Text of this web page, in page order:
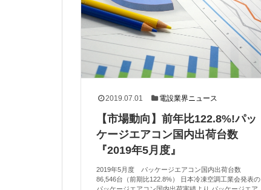
2019.07.01 電設業界ニュース
【市場動向】前年比122.8%!パッ
ケージエアコン国内出荷台数
『2019年5月度』
2019年5月度 パッケージエアコン国内出荷台数
86,546台（前期比122.8%） 日本冷凍空調工業会発表の
パッケージエアコン国内出荷実績より パッケージエア